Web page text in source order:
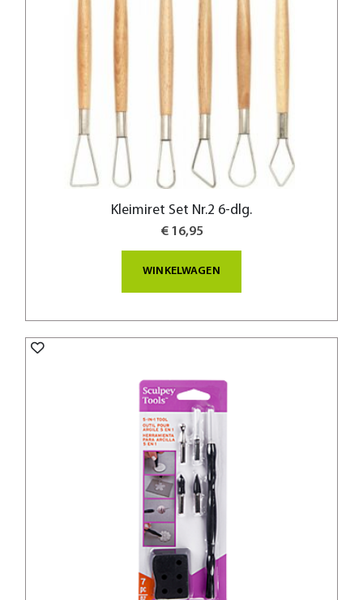
Kleimiret Set Nr.2 6-dlg.
€ 16,95
WINKELWAGEN